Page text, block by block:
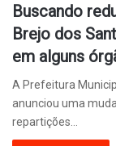
Buscando
Brejo dos
em alguns
A Prefeitura
anunciou uma
repartições…